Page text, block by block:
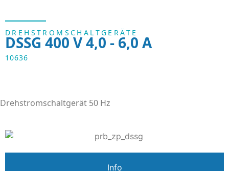
DREHSTROMSCHALTGERÄTE
DSSG 400 V 4,0 - 6,0 A
10636
Drehstromschaltgerät 50 Hz
Info